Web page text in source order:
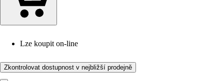
Lze koupit on-line
Zkontrolovat dostupnost v nejbližší prodejně